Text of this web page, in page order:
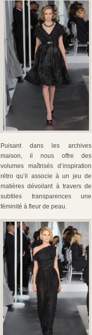
Puisant dans les archives
maison, il nous offre des
volumes maîtrisés d’inspiration
rétro qu’il associe à un jeu de
matières dévoilant à travers de
subtiles transparences une
féminité à fleur de peau.